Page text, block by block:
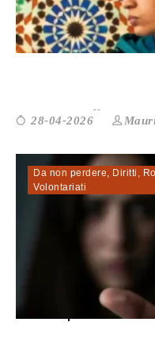
Nadia Melliti: «La
28-04-2026
Da non perdere, Diritti ,
Volontariati
Centri per uomini